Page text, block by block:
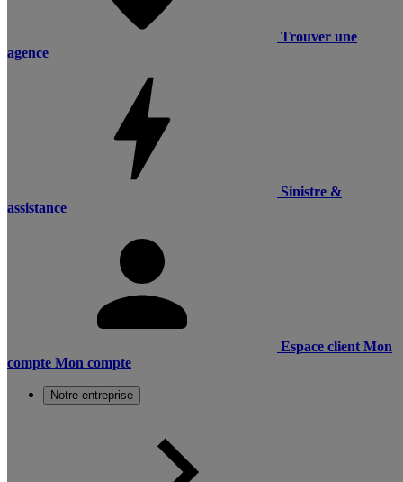
Trouver une
agence
Sinistre &
assistance
Espace client Mon
compte Mon compte
Notre entreprise